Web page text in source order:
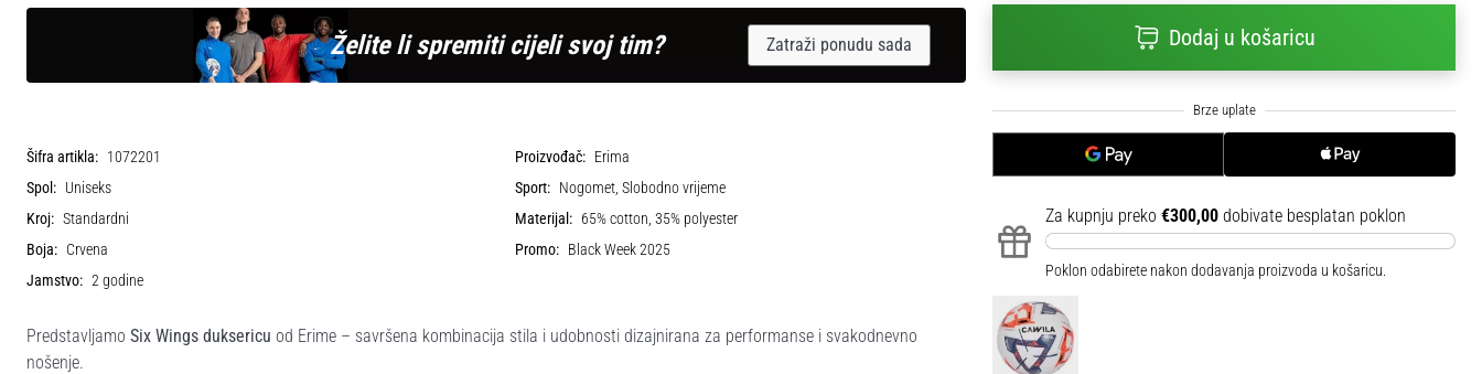
Dodaj u košaricu
Za kupnju preko €300,00 dobivate besplatan poklon
Poklon odabirete nakon dodavanja proizvoda u košaricu.
Želite li spremiti cijeli svoj tim? Zatraži ponudu sada
Šifra artikla: 1072201 Proizvođač: Erima
Spol: Uniseks Sport: Nogomet, Slobodno vrijeme
Kroj: Standardni Materijal: 65% cotton, 35% polyester
Boja: Crvena Promo: Black Week 2025
Jamstvo: 2 godine
Predstavljamo Six Wings duksericu od Erime – savršena kombinacija stila i udobnosti dizajnirana za performanse i svakodnevno
nošenje.